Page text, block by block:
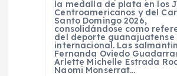
la medalla de plata en los
Centroamericanos y del
Santo Domingo 2026,
consolidándose como
del deporte guanajuatense
internacional. Las
Fernanda Oviedo
Arlette Michelle Estrada
Naomi Monserrat…